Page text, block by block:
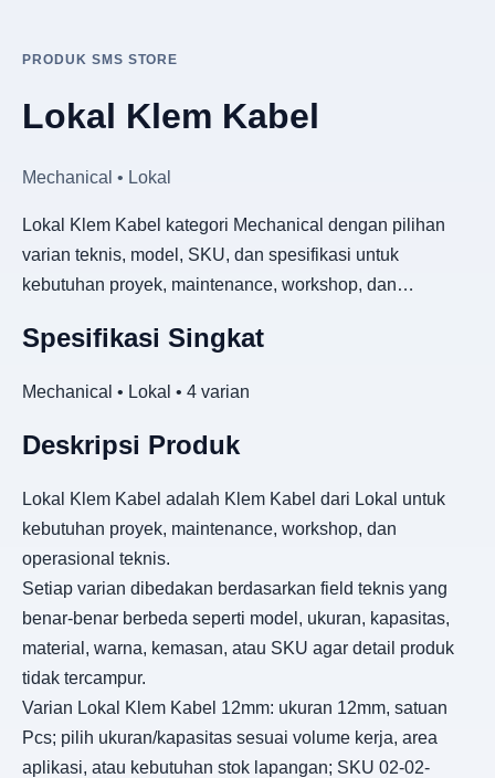
PRODUK SMS STORE
Lokal Klem Kabel
Mechanical • Lokal
Lokal Klem Kabel kategori Mechanical dengan pilihan
varian teknis, model, SKU, dan spesifikasi untuk
kebutuhan proyek, maintenance, workshop, dan…
Spesifikasi Singkat
Mechanical • Lokal • 4 varian
Deskripsi Produk
Lokal Klem Kabel adalah Klem Kabel dari Lokal untuk
kebutuhan proyek, maintenance, workshop, dan
operasional teknis.
Setiap varian dibedakan berdasarkan field teknis yang
benar-benar berbeda seperti model, ukuran, kapasitas,
material, warna, kemasan, atau SKU agar detail produk
tidak tercampur.
Varian Lokal Klem Kabel 12mm: ukuran 12mm, satuan
Pcs; pilih ukuran/kapasitas sesuai volume kerja, area
aplikasi, atau kebutuhan stok lapangan; SKU 02-02-